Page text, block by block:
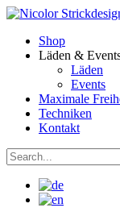
Zum
springenShop
Läden &
Läden
Events
Maximale
Techniken
Kontakt
Suchen
nach: